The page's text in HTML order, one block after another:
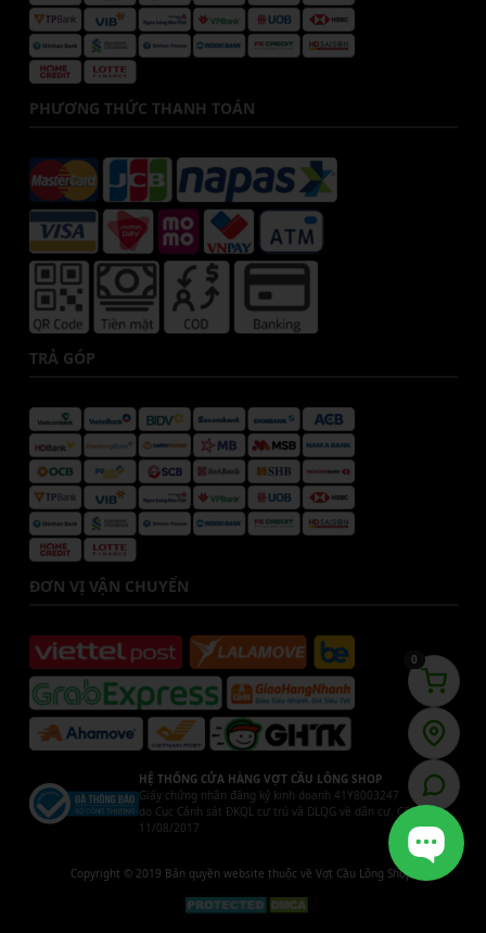
PHƯƠNG THỨC THANH TOÁN
TRẢ GÓP
ĐƠN VỊ VẬN CHUYỂN
HỆ THỐNG CỬA HÀNG VỢT CẦU LÔNG SHOP
Giấy chứng nhận đăng ký kinh doanh 41Y8003247
do Cục Cảnh sát ĐKQL cư trú và DLQG về dân cư. Cấp ngày
11/08/2017
Copyright © 2019 Bản quyền website thuộc về Vợt Cầu Lông Shop.
0